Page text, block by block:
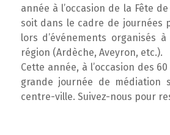
année à l’occasion de la Fête
soit dans le cadre de journées
lors d’événements organisés
région (Ardèche, Aveyron, etc.).
Cette année, à l’occasion des
grande journée de médiation
centre-ville. Suivez-nous pour